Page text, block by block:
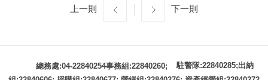
上一則 下一則
總務處:04-22840254事務組:22840260;
駐警隊:22840285;出納